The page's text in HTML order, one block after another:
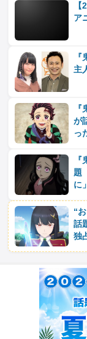
ア
主
が
っ
題
に」
“
話
独